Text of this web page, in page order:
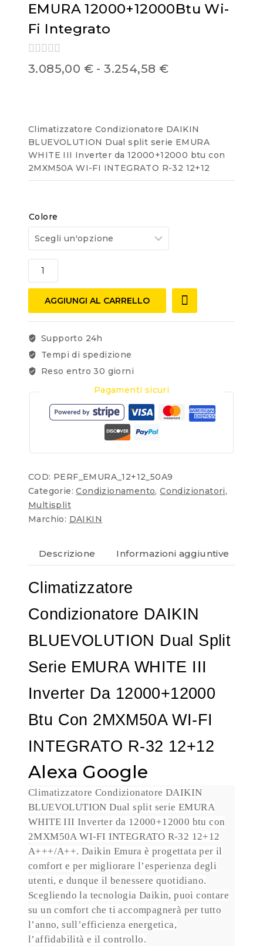
EMURA 12000+12000Btu Wi-
Fi Integrato
0
out
3.085,00 € - 3.254,58 €
Climatizzatore Condizionatore DAIKIN
BLUEVOLUTION Dual split serie EMURA
WHITE III Inverter da 12000+12000 btu con
2MXM50A WI-FI INTEGRATO R-32 12+12
Colore
AGGIUNGI AL CARRELLO
Supporto 24h
Tempi di spedizione
Reso entro 30 giorni
Pagamenti sicuri
COD: PERF_EMURA_12+12_50A9
Categorie:Condizionamento,Condizionatori,
Multisplit
Marchio: DAIKIN
Descrizione Informazioni aggiuntive
Climatizzatore
Condizionatore DAIKIN
BLUEVOLUTION Dual Split
Serie EMURA WHITE III
Inverter Da 12000+12000
Btu Con 2MXM50A WI-FI
INTEGRATO R-32 12+12
Alexa Google
Climatizzatore Condizionatore DAIKIN
BLUEVOLUTION Dual split serie EMURA
WHITE III Inverter da 12000+12000 btu con
2MXM50A WI-FI INTEGRATO R-32 12+12
A+++/A++. Daikin Emura è progettata per il
comfort e per migliorare l’esperienza degli
utenti, e dunque il benessere quotidiano.
Scegliendo la tecnologia Daikin, puoi contare
su un comfort che ti accompagnerà per tutto
l’anno, sull’efficienza energetica,
l’affidabilità e il controllo.